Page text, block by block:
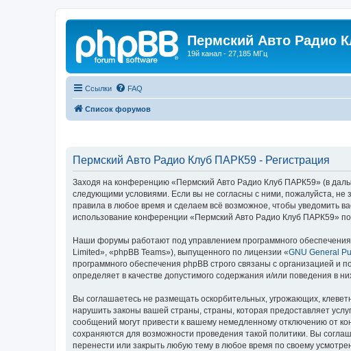
Пермский Авто Радио
19й канал - 27,185 МГц
Ссылки FAQ
Список форумов
Пермский Авто Радио Клуб ПАРК59 - Регистрация
Заходя на конференцию «Пермский Авто Радио Клуб ПАРК59» (в
следующими условиями. Если вы не согласны с ними, пожалуйста,
правила в любое время и сделаем всё возможное, чтобы уведомить
использование конференции «Пермский Авто Радио Клуб ПАРК59»
Наши форумы работают под управлением программного
Limited», «phpBB Teams»), выпущенного по лицензии «GNU General
программного обеспечения phpBB строго связаны с организацией
определяет в качестве допустимого содержания и/или поведения в
Вы соглашаетесь не размещать оскорбительных, угрожающих,
нарушить законы вашей страны, страны, которая предоставляет
сообщений могут привести к вашему немедленному отключению от
сохраняются для возможности проведения такой политики. Вы
перенести или закрыть любую тему в любое время по своему